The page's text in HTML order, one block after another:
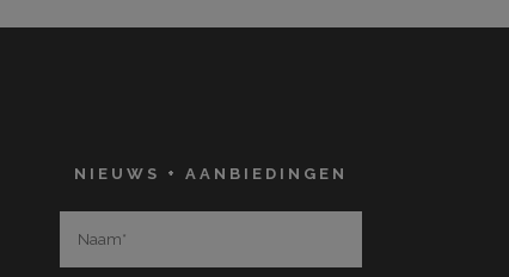
NIEUWS + AANBIEDINGEN